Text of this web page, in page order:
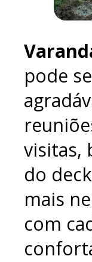
pode
visitas,
do
mais
com